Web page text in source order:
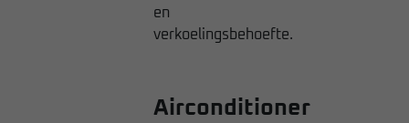
en
verkoelingsbehoefte.
Airconditioner